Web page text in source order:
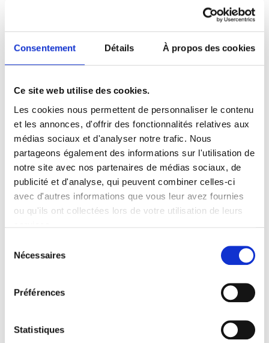
Consentement Détails À propos des cookies
Ce site web utilise des cookies.
Les cookies nous permettent de personnaliser le contenu
et les annonces, d'offrir des fonctionnalités relatives aux
médias sociaux et d'analyser notre trafic. Nous
partageons également des informations sur l'utilisation de
notre site avec nos partenaires de médias sociaux, de
publicité et d'analyse, qui peuvent combiner celles-ci
avec d'autres informations que vous leur avez fournies
ou qu'ils ont collectées lors de votre utilisation de leurs
Nécessaires
Préférences
Statistiques
Durée : 1h15
Tarifs : 11€ à 23€ – Placement numéroté
– Salle